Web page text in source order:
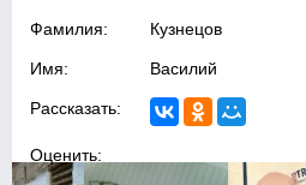
Фамилия: Кузнецов
Имя: Василий
Рассказать:
Оценить: